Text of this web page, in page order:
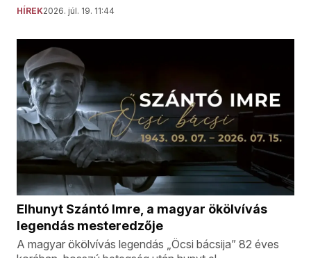
HÍREK2026. júl. 19. 11:44
Elhunyt Szántó Imre, a magyar ökölvívás
legendás mesteredzője
A magyar ökölvívás legendás „Öcsi bácsija” 82 éves